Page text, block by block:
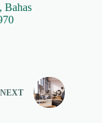
Bahas
NEXT